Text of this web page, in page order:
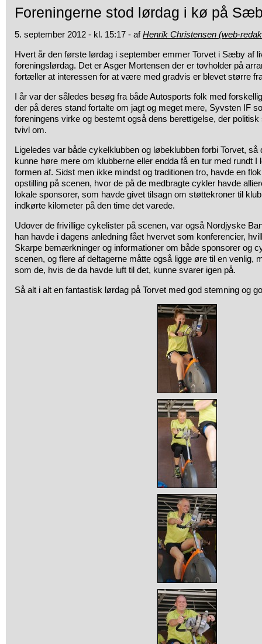
Foreningerne stod lørdag i kø på
5. september 2012 - kl. 15:17 - afHenrik Christensen (web-
Hvert år den første lørdag i september emmer Torvet i Sæby af
foreningslørdag. Det er Asger Mortensen der er tovholder på
fortæller at interessen for at være med gradvis er blevet større
I år var der således besøg fra både Autosports folk med
der på deres stand fortalte om jagt og meget mere, Syvsten IF
foreningens virke og bestemt også dens berettigelse, der
tvivl om.
Ligeledes var både cykelklubben og løbeklubben forbi Torvet,
kunne høre mere om klubberne eller endda få en tur med rundt I
formen af. Sidst men ikke mindst og traditionen tro, havde en
opstilling på scenen, hvor de på de medbragte cykler havde
lokale sponsorer, som havde givet tilsagn om støttekroner til
indkørte kilometer på den time det varede.
Udover de frivillige cykelister på scenen, var også Nordjyske
han havde i dagens anledning fået hvervet som konferencier,
Skarpe bemærkninger og informationer om både sponsorer og
scenen, og flere af deltagerne måtte også ligge øre til en venlig,
som de, hvis de da havde luft til det, kunne svarer igen på.
Så alt i alt en fantastisk lørdag på Torvet med god stemning og